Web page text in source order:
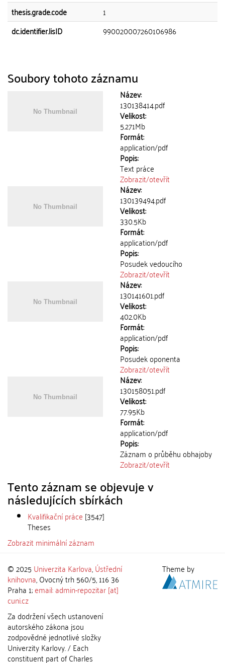
thesis.grade.code
1
dc.identifier.lisID
990020007260106986
Soubory tohoto záznamu
Název:
130138414.pdf
Velikost:
5.271Mb
Formát:
application/pdf
Popis:
Text práce
Zobrazit/otevřít
Název:
130139494.pdf
Velikost:
330.5Kb
Formát:
application/pdf
Popis:
Posudek vedoucího
Zobrazit/otevřít
Název:
130141601.pdf
Velikost:
402.0Kb
Formát:
application/pdf
Popis:
Posudek oponenta
Zobrazit/otevřít
Název:
130158051.pdf
Velikost:
77.95Kb
Formát:
application/pdf
Popis:
Záznam o průběhu obhajoby
Zobrazit/otevřít
Tento záznam se objevuje v
následujících sbírkách
Kvalifikační práce [3547]
Theses
Zobrazit minimální záznam
© 2025 Univerzita Karlova,Ústřední
knihovna, Ovocný trh 560/5, 116 36
Praha 1;email: admin-repozitar [at]
cuni.cz
Za dodržení všech ustanovení
autorského zákona jsou
zodpovědné jednotlivé složky
Univerzity Karlovy. / Each
constituent part of Charles
Theme by